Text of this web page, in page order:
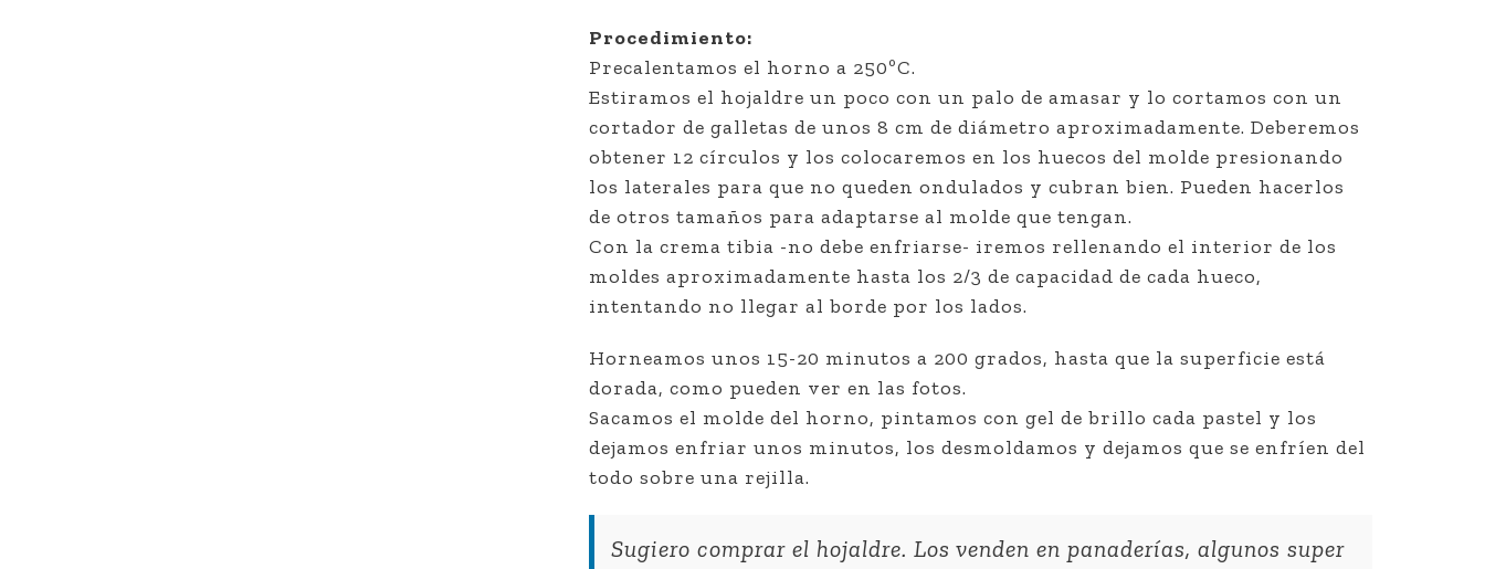
Procedimiento:
Precalentamos el horno a 250ºC.
Estiramos el hojaldre un poco con un palo de amasar y lo cortamos con un
cortador de galletas de unos 8 cm de diámetro aproximadamente. Deberemos
obtener 12 círculos y los colocaremos en los huecos del molde presionando
los laterales para que no queden ondulados y cubran bien. Pueden hacerlos
de otros tamaños para adaptarse al molde que tengan.
Con la crema tibia -no debe enfriarse- iremos rellenando el interior de los
moldes aproximadamente hasta los 2/3 de capacidad de cada hueco,
intentando no llegar al borde por los lados.
Horneamos unos 15-20 minutos a 200 grados, hasta que la superficie está
dorada, como pueden ver en las fotos.
Sacamos el molde del horno, pintamos con gel de brillo cada pastel y los
dejamos enfriar unos minutos, los desmoldamos y dejamos que se enfríen del
todo sobre una rejilla.
Sugiero comprar el hojaldre. Los venden en panaderías, algunos super